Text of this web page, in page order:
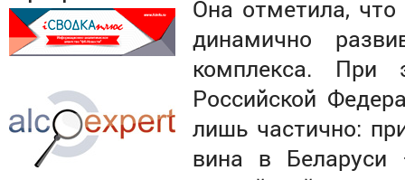
Она отметила,
динамично
комплекса. При
Российской
лишь частично:
вина в